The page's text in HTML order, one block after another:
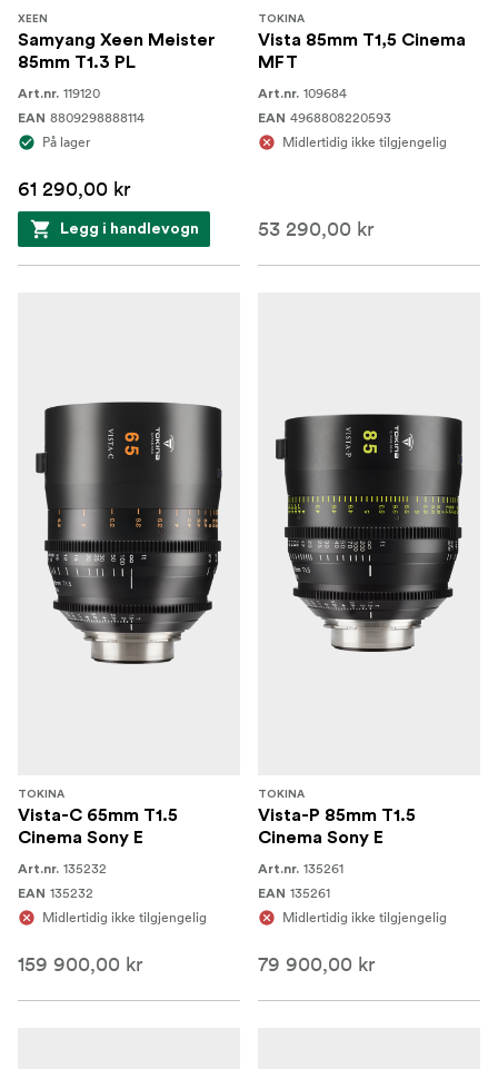
XEEN
Samyang Xeen Meister
85mm T1.3 PL
Art.nr. 119120
EAN 8809298888114
På lager
61 290,00 kr
Legg i handlevogn
TOKINA
Vista 85mm T1,5 Cinema
MFT
Art.nr. 109684
EAN 4968808220593
Midlertidig ikke tilgjengelig
53 290,00 kr
TOKINA
Vista-C 65mm T1.5
Cinema Sony E
Art.nr. 135232
EAN 135232
Midlertidig ikke tilgjengelig
159 900,00 kr
TOKINA
Vista-P 85mm T1.5
Cinema Sony E
Art.nr. 135261
EAN 135261
Midlertidig ikke tilgjengelig
79 900,00 kr